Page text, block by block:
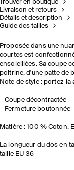
Trouver en boutique
Livraison et retours
Détails et description
Guide des tailles
Proposée dans une
courtes est
ensoleillées. Sa coupe
poitrine, d'une patte de
Note de style : portez-la
Coupe décontractée
Fermeture boutonnée
Matière : 100 % Coton.
La longueur du dos en
taille EU 36